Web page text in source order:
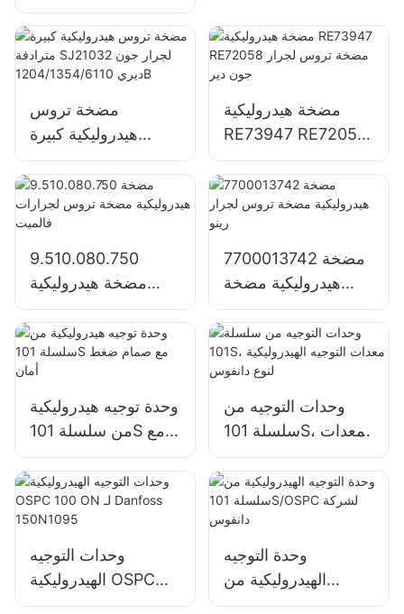
توجيه هيدروليكية كاملة
متكاملة مع جميع
وظائف الصمامات
المدمجة
مضخة تروس
هيدروليكية كبيرة
مترادفة SJ21032
لجرار جون ديري
1204/1354/6110B
مضخة هيدروليكية
RE73947 RE72058
مضخة تروس لجرار
جون دير
9.510.080.750
مضخة هيدروليكية
مضخة تروس لجرارات
فالميت
7700013742 مضخة
هيدروليكية مضخة
تروس لجرار رينو
وحدة توجيه هيدروليكية
من سلسلة 101S مع
صمام ضغط أمان
وحدات التوجيه من
سلسلة 101S، معدات
التوجيه الهيدروليكية
لنوع دانفوس
وحدات التوجيه
الهيدروليكية OSPC
100 ON لـ Danfoss
وحدة التوجيه
الهيدروليكية من
سلسلة 101S/OSPC